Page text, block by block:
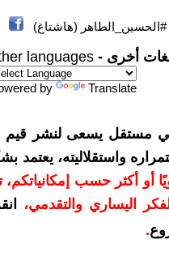
#الحسين_الطاهر (هاشتاغ)
أخرى - languages
by Translate
يسعى لنشر قيم
واستقلاليته،
دولارات سنويًا أو أكثر حسب
اليساري والتقدمي،
.